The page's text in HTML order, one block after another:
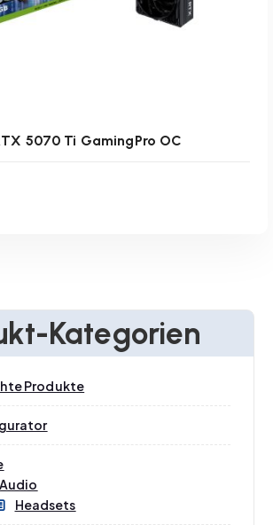
inkl. 19 % MwSt.
Lieferzeit:1-3 Werktage
5070 Ti GamingPro OC
Kategorien
Produkte
Headsets